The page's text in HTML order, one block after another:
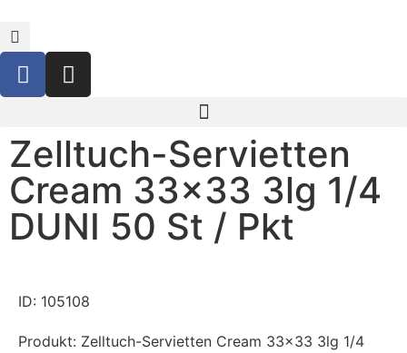
Zelltuch-Servietten
Cream 33×33 3lg 1/4
DUNI 50 St / Pkt
ID: 105108
Produkt: Zelltuch-Servietten Cream 33×33 3lg 1/4